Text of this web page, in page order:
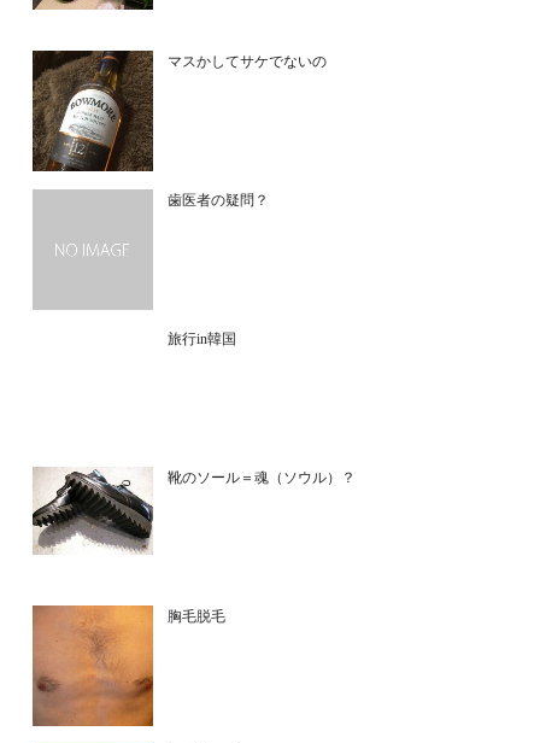
マスかしてサケでないの
歯医者の疑問？
旅行in韓国
靴のソール＝魂（ソウル）？
胸毛脱毛